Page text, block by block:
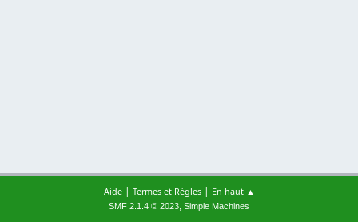
Aide| Termes et Règles| En haut ▲
SMF 2.1.4 © 2023, Simple Machines